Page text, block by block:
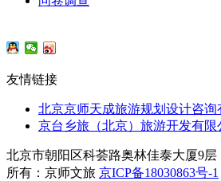
友情链接
北京京师天成旅游规划设计咨询
京台乡旅（北京）旅游开发有限
北京市朝阳区科荟路奥林佳泰大厦9层
所有：京师文旅 京ICP备18030863号-1